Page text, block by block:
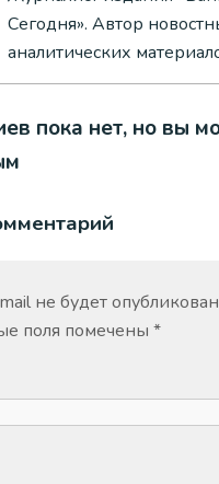
Сегодня». Автор
аналитических
пока нет, но вы
не будет
поля помечены *